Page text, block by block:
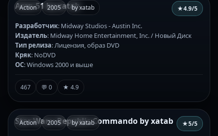
Action 2005 by xatab
Area-51 by xatab ★4.9/5
Разработчик: Midway Studios - Austin Inc.
Издатель: Midway Home Entertainment, Inc. / Новый Диск
Тип релиза: Лицензия, образ DVD
Кряк: NoDVD
ОС: Windows 2000 и выше
467 💬 0 ★ 4.9
Action 2005 by xatab
Star Wars: Republic Commando by xatab ★5/5